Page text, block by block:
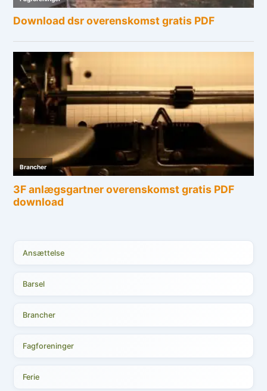
Ansættelse
Barsel
Brancher
Fagforeninger
Ferie